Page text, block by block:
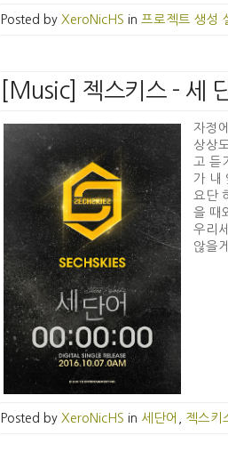
Posted by XeroNicHS in 프로젝트 생성
[Music] 젝스키스 - 세
자정
상상
고 듣
가 내
요단
을 때
우리
않을
Posted by XeroNicHS in 세단어 젝스키